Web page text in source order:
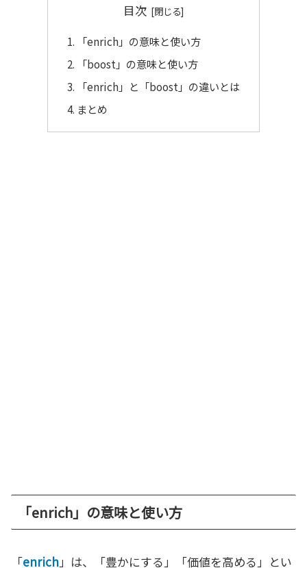
目次
「enrich」の意味と使い方
「boost」の意味と使い方
「enrich」と「boost」の違いとは
まとめ
「enrich」の意味と使い方
「enrich」は、「豊かにする」「価値を高める」とい